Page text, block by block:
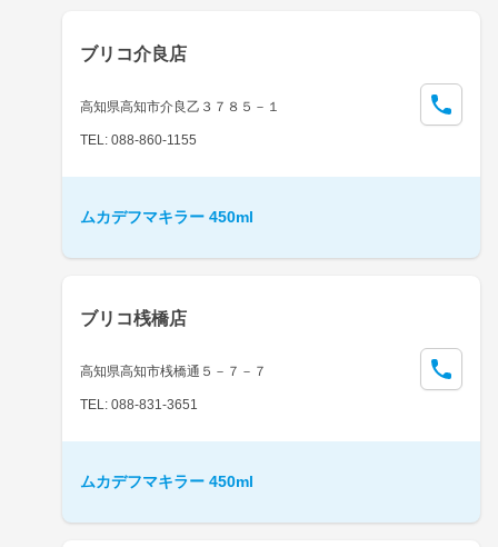
ブリコ介良店
高知県高知市介良乙３７８５－１
TEL: 088-860-1155
ムカデフマキラー 450ml
ブリコ桟橋店
高知県高知市桟橋通５－７－７
TEL: 088-831-3651
ムカデフマキラー 450ml